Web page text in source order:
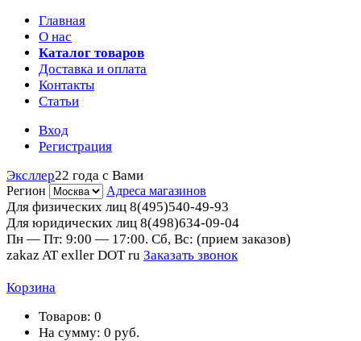
Главная
О нас
Каталог товаров
Доставка и оплата
Контакты
Статьи
Вход
Регистрация
Эксллер22 года с Вами
Регион Адреса магазинов
Для физических лиц 8(495)540-49-93
Для юридических лиц 8(498)634-09-04
Пн — Пт: 9:00 — 17:00. Сб, Вс: (прием заказов)
zakaz AT exller DOT ru Заказать звонок
Корзина
Товаров: 0
На сумму: 0 руб.